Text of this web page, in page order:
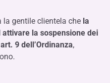
gentile clientela che la
la sospensione dei
9 dell’Ordinanza,